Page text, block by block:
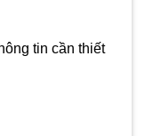
tin cần thiết